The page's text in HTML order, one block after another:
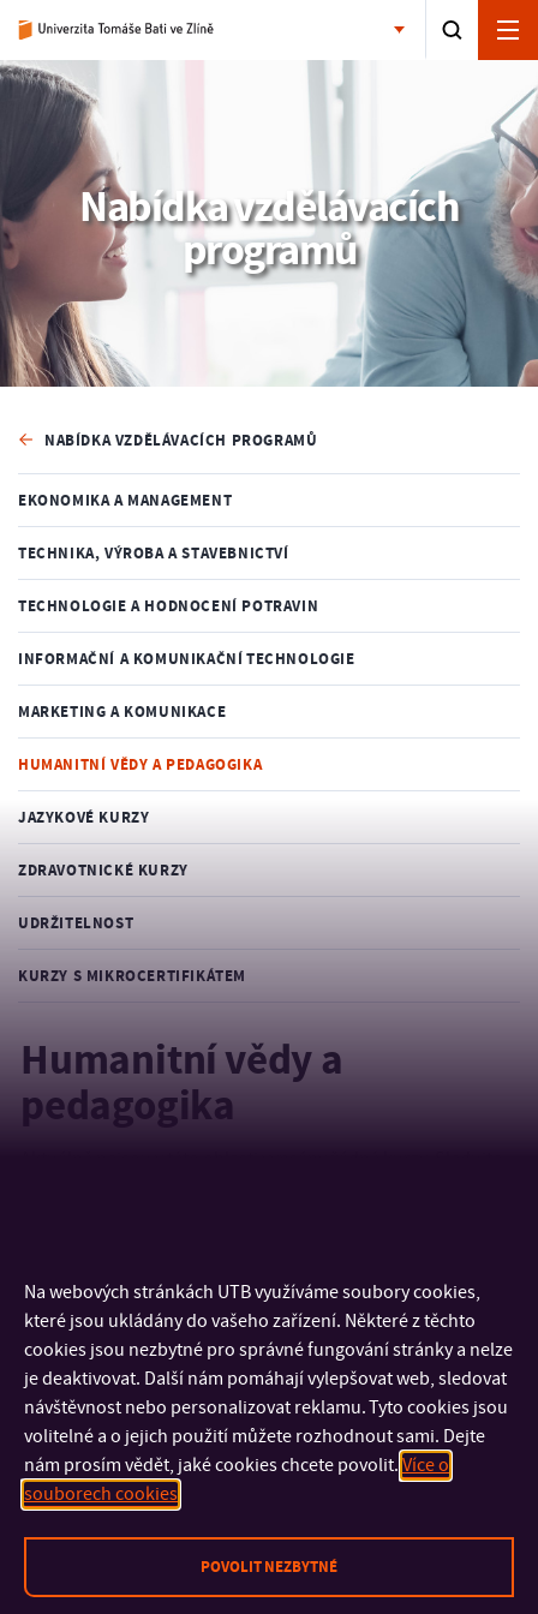
Nabídka vzdělávacích
programů
NABÍDKA VZDĚLÁVACÍCH PROGRAMŮ
EKONOMIKA A MANAGEMENT
TECHNIKA, VÝROBA A STAVEBNICTVÍ
TECHNOLOGIE A HODNOCENÍ POTRAVIN
INFORMAČNÍ A KOMUNIKAČNÍ TECHNOLOGIE
MARKETING A KOMUNIKACE
HUMANITNÍ VĚDY A PEDAGOGIKA
JAZYKOVÉ KURZY
ZDRAVOTNICKÉ KURZY
UDRŽITELNOST
KURZY S MIKROCERTIFIKÁTEM
Humanitní vědy a
pedagogika
KONTAKT
Na webových stránkách UTB využíváme soubory cookies,
které jsou ukládány do vašeho zařízení. Některé z těchto
cookies jsou nezbytné pro správné fungování stránky a nelze
je deaktivovat. Další nám pomáhají vylepšovat web, sledovat
návštěvnost nebo personalizovat reklamu. Tyto cookies jsou
volitelné a o jejich použití můžete rozhodnout sami. Dejte
nám prosím vědět, jaké cookies chcete povolit. Více o
souborech cookies
POVOLIT NEZBYTNÉ